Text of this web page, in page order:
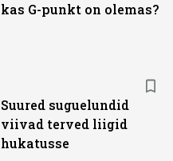
kas G-punkt on olemas?
Suured suguelundid
viivad terved liigid
hukatusse